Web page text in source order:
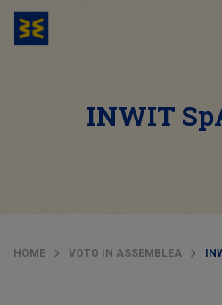
INWIT
HOME VOTO IN ASSEMBLEA